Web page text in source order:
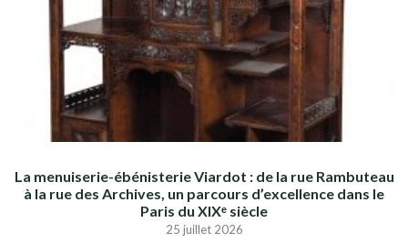
La menuiserie-ébénisterie Viardot : de la rue Rambuteau
à la rue des Archives, un parcours d’excellence dans le
Paris du XIXᵉ siècle
25 juillet 2026